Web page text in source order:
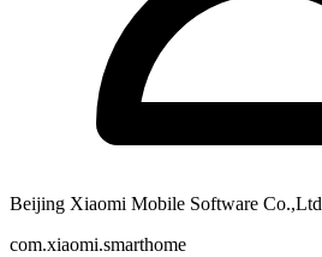
Beijing Xiaomi Mobile Software Co.,Ltd
com.xiaomi.smarthome